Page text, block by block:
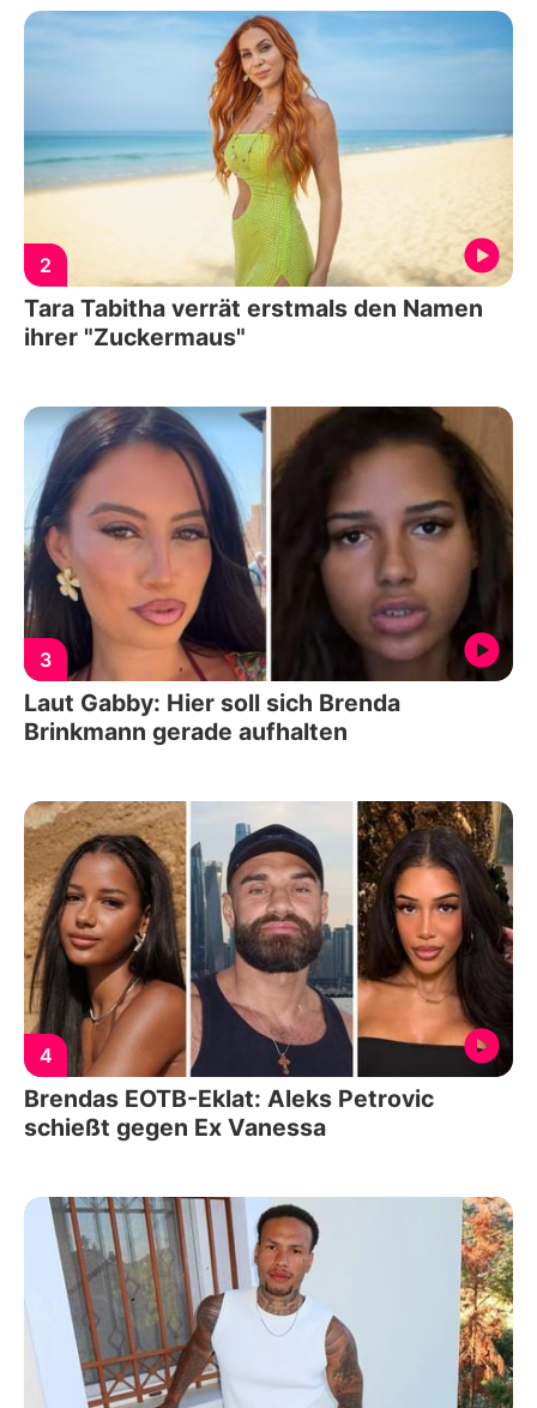
2
Tara Tabitha verrät erstmals den Namen
ihrer "Zuckermaus"
3
Laut Gabby: Hier soll sich Brenda
Brinkmann gerade aufhalten
4
Brendas EOTB-Eklat: Aleks Petrovic
schießt gegen Ex Vanessa